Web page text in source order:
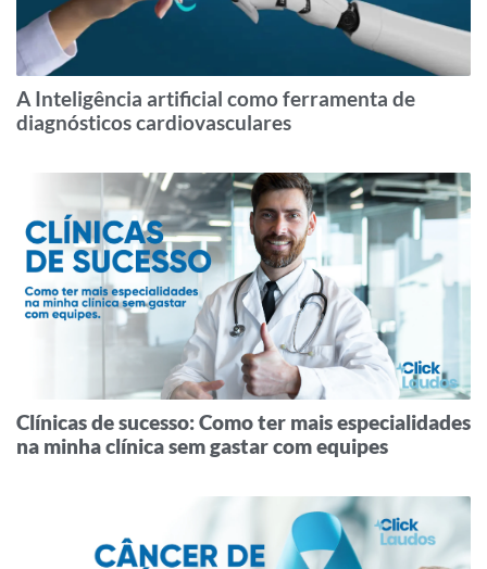
A Inteligência artificial como ferramenta de
diagnósticos cardiovasculares
Clínicas de sucesso: Como ter mais especialidades
na minha clínica sem gastar com equipes